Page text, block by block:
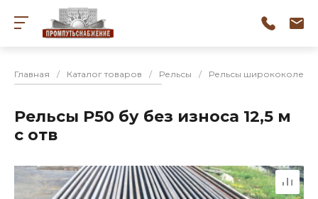
Главная / Каталог товаров / Рельсы / Рельсы
Рельсы Р50 бу без износа 12,5 м
с отв